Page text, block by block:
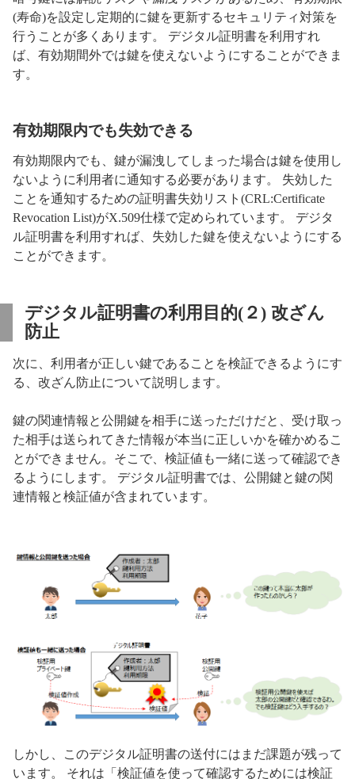
(寿命)を設定し定期的に鍵を更新するセキュリティ対策を
行うことが多くあります。 デジタル証明書を利用すれ
ば、有効期間外では鍵を使えないようにすることができま
す。
有効期限内でも失効できる
有効期限内でも、鍵が漏洩してしまった場合は鍵を使用し
ないように利用者に通知する必要があります。 失効した
ことを通知するための証明書失効リスト(CRL:Certificate
Revocation List)がX.509仕様で定められています。 デジタ
ル証明書を利用すれば、失効した鍵を使えないようにする
ことができます。
デジタル証明書の利用目的(２) 改ざん
防止
次に、利用者が正しい鍵であることを検証できるようにす
る、改ざん防止について説明します。
鍵の関連情報と公開鍵を相手に送っただけだと、受け取っ
た相手は送られてきた情報が本当に正しいかを確かめるこ
とができません。そこで、検証値も一緒に送って確認でき
るようにします。 デジタル証明書では、公開鍵と鍵の関
連情報と検証値が含まれています。
しかし、このデジタル証明書の送付にはまだ課題が残って
います。 それは「検証値を使って確認するためには検証